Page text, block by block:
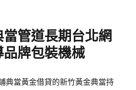
管道長期台北網
牌包裝機械
典當黃金借貸的新竹黃金典當持